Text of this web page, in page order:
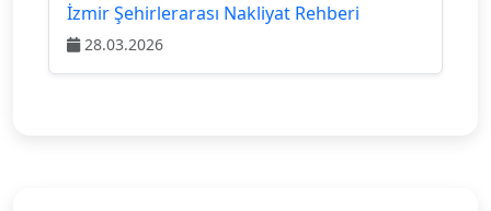
İzmir Şehirlerarası Nakliyat Rehberi
28.03.2026